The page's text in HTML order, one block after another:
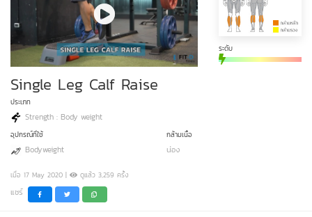
ระดับ
Single Leg Calf Raise
ประเภท
Strength : Body weight
อุปกรณ์ที่ใช้
Bodyweight
กล้ามเนื้อ
น่อง
เมื่อ 17 May 2020 | ดูแล้ว 3,259 ครั้ง
แชร์